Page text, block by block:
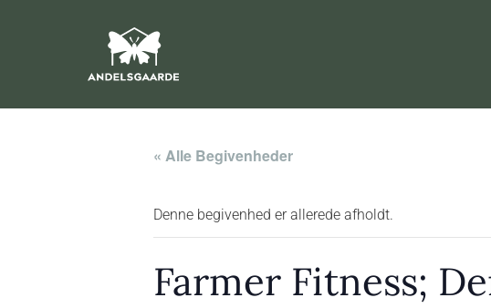
« Alle Begivenheder
Denne begivenhed er allerede afholdt.
Farmer Fitness;